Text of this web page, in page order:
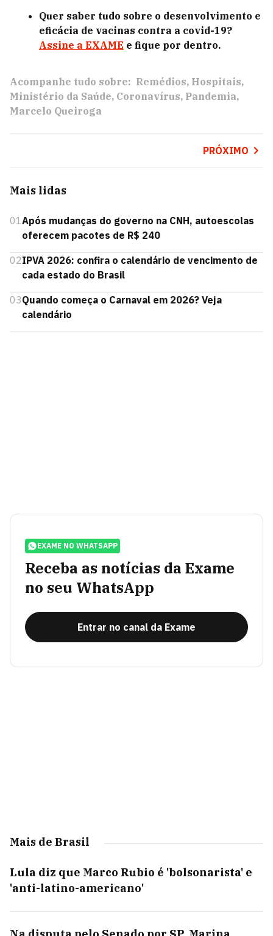
Quer saber tudo sobre o desenvolvimento e
eficácia de vacinas contra a covid-19?
Assine a EXAME e fique por dentro.
Acompanhe tudo sobre: Remédios Hospitais
Ministério da Saúde Coronavírus Pandemia
Marcelo Queiroga
PRÓXIMO
Mais lidas
01Após mudanças do governo na CNH, autoescolas
oferecem pacotes de R$ 240
02IPVA 2026: confira o calendário de vencimento de
cada estado do Brasil
03Quando começa o Carnaval em 2026? Veja
calendário
EXAME NO WHATSAPP
Receba as notícias da Exame
no seu WhatsApp
Entrar no canal da Exame
Mais de Brasil
Lula diz que Marco Rubio é 'bolsonarista' e
'anti-latino-americano'